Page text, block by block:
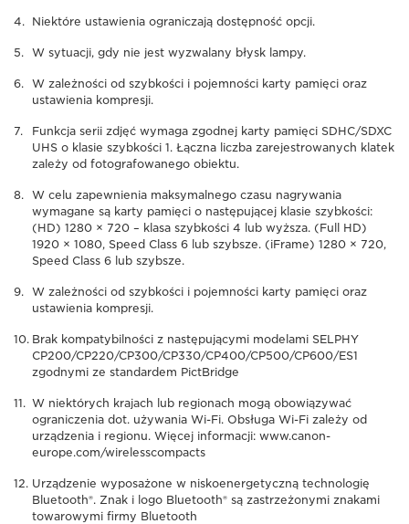
Niektóre ustawienia ograniczają dostępność opcji.
W sytuacji, gdy nie jest wyzwalany błysk lampy.
W zależności od szybkości i pojemności karty pamięci oraz
ustawienia kompresji.
Funkcja serii zdjęć wymaga zgodnej karty pamięci SDHC/SDXC
UHS o klasie szybkości 1. Łączna liczba zarejestrowanych klatek
zależy od fotografowanego obiektu.
W celu zapewnienia maksymalnego czasu nagrywania
wymagane są karty pamięci o następującej klasie szybkości:
(HD) 1280 × 720 – klasa szybkości 4 lub wyższa. (Full HD)
1920 × 1080, Speed Class 6 lub szybsze. (iFrame) 1280 × 720,
Speed Class 6 lub szybsze.
W zależności od szybkości i pojemności karty pamięci oraz
ustawienia kompresji.
Brak kompatybilności z następującymi modelami SELPHY
CP200/CP220/CP300/CP330/CP400/CP500/CP600/ES1
zgodnymi ze standardem PictBridge
W niektórych krajach lub regionach mogą obowiązywać
ograniczenia dot. używania Wi-Fi. Obsługa Wi-Fi zależy od
urządzenia i regionu. Więcej informacji: www.canon-
europe.com/wirelesscompacts
Urządzenie wyposażone w niskoenergetyczną technologię
Bluetooth®. Znak i logo Bluetooth® są zastrzeżonymi znakami
towarowymi firmy Bluetooth